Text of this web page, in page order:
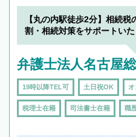
【丸の内駅徒歩2分】相続
割・相続対策をサポートい
弁護士法人名古屋
19時以降TEL可 土日祝OK
税理士在籍 司法書士在籍 職